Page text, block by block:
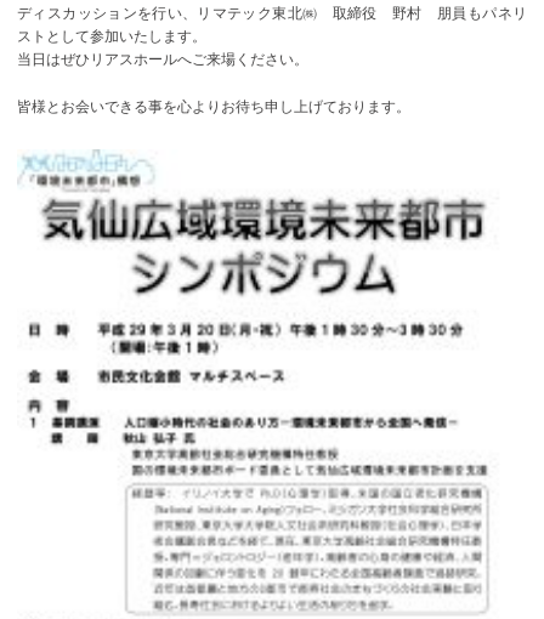
ディスカッションを行い、リマテック東北㈱ 取締役 野村 朋員もパネリ
ストとして参加いたします。
当日はぜひリアスホールへご来場ください。
皆様とお会いできる事を心よりお待ち申し上げております。